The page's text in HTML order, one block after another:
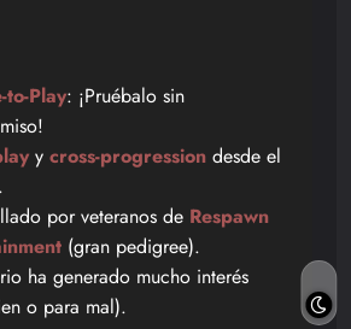
to-Play: ¡Pruébalo sin
y cross-progression desde el
por veteranos de Respawn
(gran pedigree).
ha generado mucho interés
o para mal).